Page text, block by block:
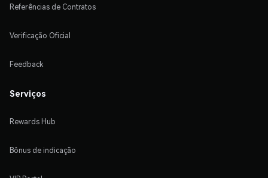
Referências de Contratos
Verificação Oficial
Feedback
Serviços
Rewards Hub
Bônus de indicação